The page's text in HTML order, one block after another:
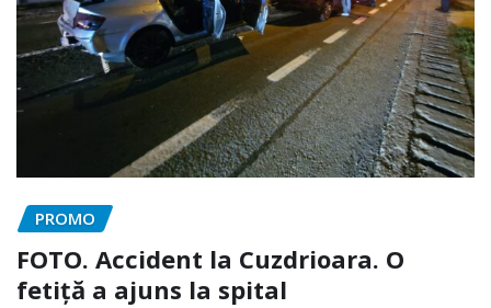
PROMO
FOTO. Accident la Cuzdrioara. O
fetiță a ajuns la spital